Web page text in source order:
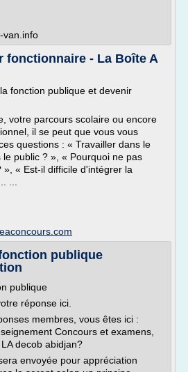
van.info
fonctionnaire - La Boîte A
fonction publique et devenir
votre parcours scolaire ou encore
il se peut que vous vous
questions : « Travailler dans le
public ? », « Pourquoi ne pas
« Est-il difficile d'intégrer la
...
publique
publique
réponse ici.
membres, vous êtes ici :
Concours et examens,
decob abidjan?
envoyée pour appréciation